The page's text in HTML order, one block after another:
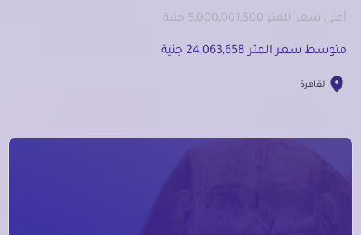
أعلى سعر للمتر 5,000,001,500 جنية
متوسط سعر المتر 24,063,658 جنية
القاهرة